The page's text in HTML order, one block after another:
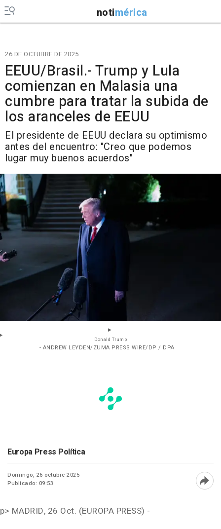
notimérica
26 DE OCTUBRE DE 2025
EEUU/Brasil.- Trump y Lula
comienzan en Malasia una
cumbre para tratar la subida de
los aranceles de EEUU
El presidente de EEUU declara su optimismo
antes del encuentro: "Creo que podemos
lugar muy buenos acuerdos"
Donald Trump
- ANDREW LEYDEN/ZUMA PRESS WIRE/DP / DPA
Europa Press Política
Domingo, 26 octubre 2025
Publicado: 09:53
p> MADRID, 26 Oct. (EUROPA PRESS) -